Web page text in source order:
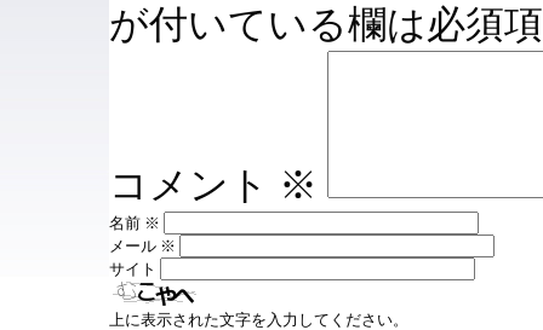
が付いている欄は必須
コメント ※
名前 ※
メール ※
サイト
上に表示された文字を入力してください。